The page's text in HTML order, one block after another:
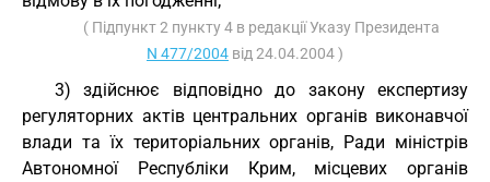
( Підпункт 2 пункту 4 в редакції Указу Президента
N 477/2004 від 24.04.2004 )
3) здійснює відповідно до закону експертизу
регуляторних актів центральних органів виконавчої
влади та їх територіальних органів, Ради міністрів
Автономної Республіки Крим, місцевих органів